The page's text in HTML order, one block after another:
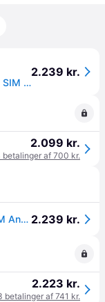
Ulefone Armor 21 16,7 cm (6.58") Dual SIM Android 13 4G USB Type-C 8 GB 256 GB 9600 mAh Sort
2.239 kr.
2.099 kr.
betalinger af 700 kr.
Ulefone Armor 21 16,7 cm (6.58") Dual SIM Android 13 4G USB Type-C 8 GB 256 GB 9600 mAh Sort 2.239 kr.
2.223 kr.
betalinger af 741 kr.